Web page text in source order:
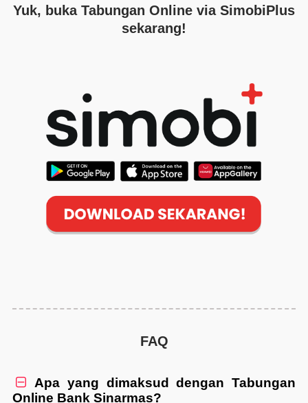
Yuk, buka Tabungan Online via SimobiPlus
sekarang!
FAQ

Apa yang dimaksud dengan Tabungan
Online Bank Sinarmas?